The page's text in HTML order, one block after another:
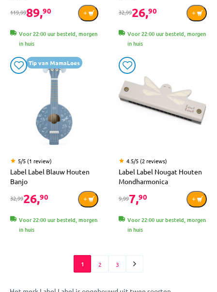
119,9989,90
Voor 22:00 uur besteld, morgen
in huis
32,9926,90
Voor 22:00 uur besteld, morgen
in huis
Tip van MamaLoes
5/5 (1 review)
Label Label Blauw Houten
Banjo
32,9926,90
Voor 22:00 uur besteld, morgen
in huis
4.5/5 (2 reviews)
Label Label Nougat Houten
Mondharmonica
9,997,90
Voor 22:00 uur besteld, morgen
in huis
1 2 3